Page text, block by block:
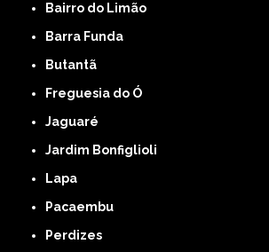
Bairro do Limão
Barra Funda
Butantã
Freguesia do Ó
Jaguaré
Jardim Bonfiglioli
Lapa
Pacaembu
Perdizes